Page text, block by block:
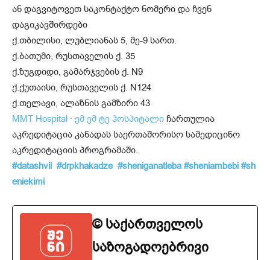
ან დაგვიტოვეთ საკონტაქტო ნომერი და ჩვენ
დაგიკავშირდები
ქ.თბილისი, ლუბლიანას 5, მე-9 სართ.
ქ.ბათუმი, რუსთაველის ქ. 35
ქ.ზუგდიდი, გამარჯვების ქ. N9
ქ.ქუთაისი, რუსთაველის ქ. N124
ქ.თელავი, ალაზნის გამზირი 43
MMT Hospital · ემ ემ ტე ჰოსპიტალი ჩართულია
აკრედიტაცია კანადას საერთაშორისო სამედიცინო
აკრედიტაციის პროგრამაში.
#datashvil #drpkhakadze #sheniganatleba #sheniambebi #sh
eniekimi
© საქართველოს
საზოგადოებრივი